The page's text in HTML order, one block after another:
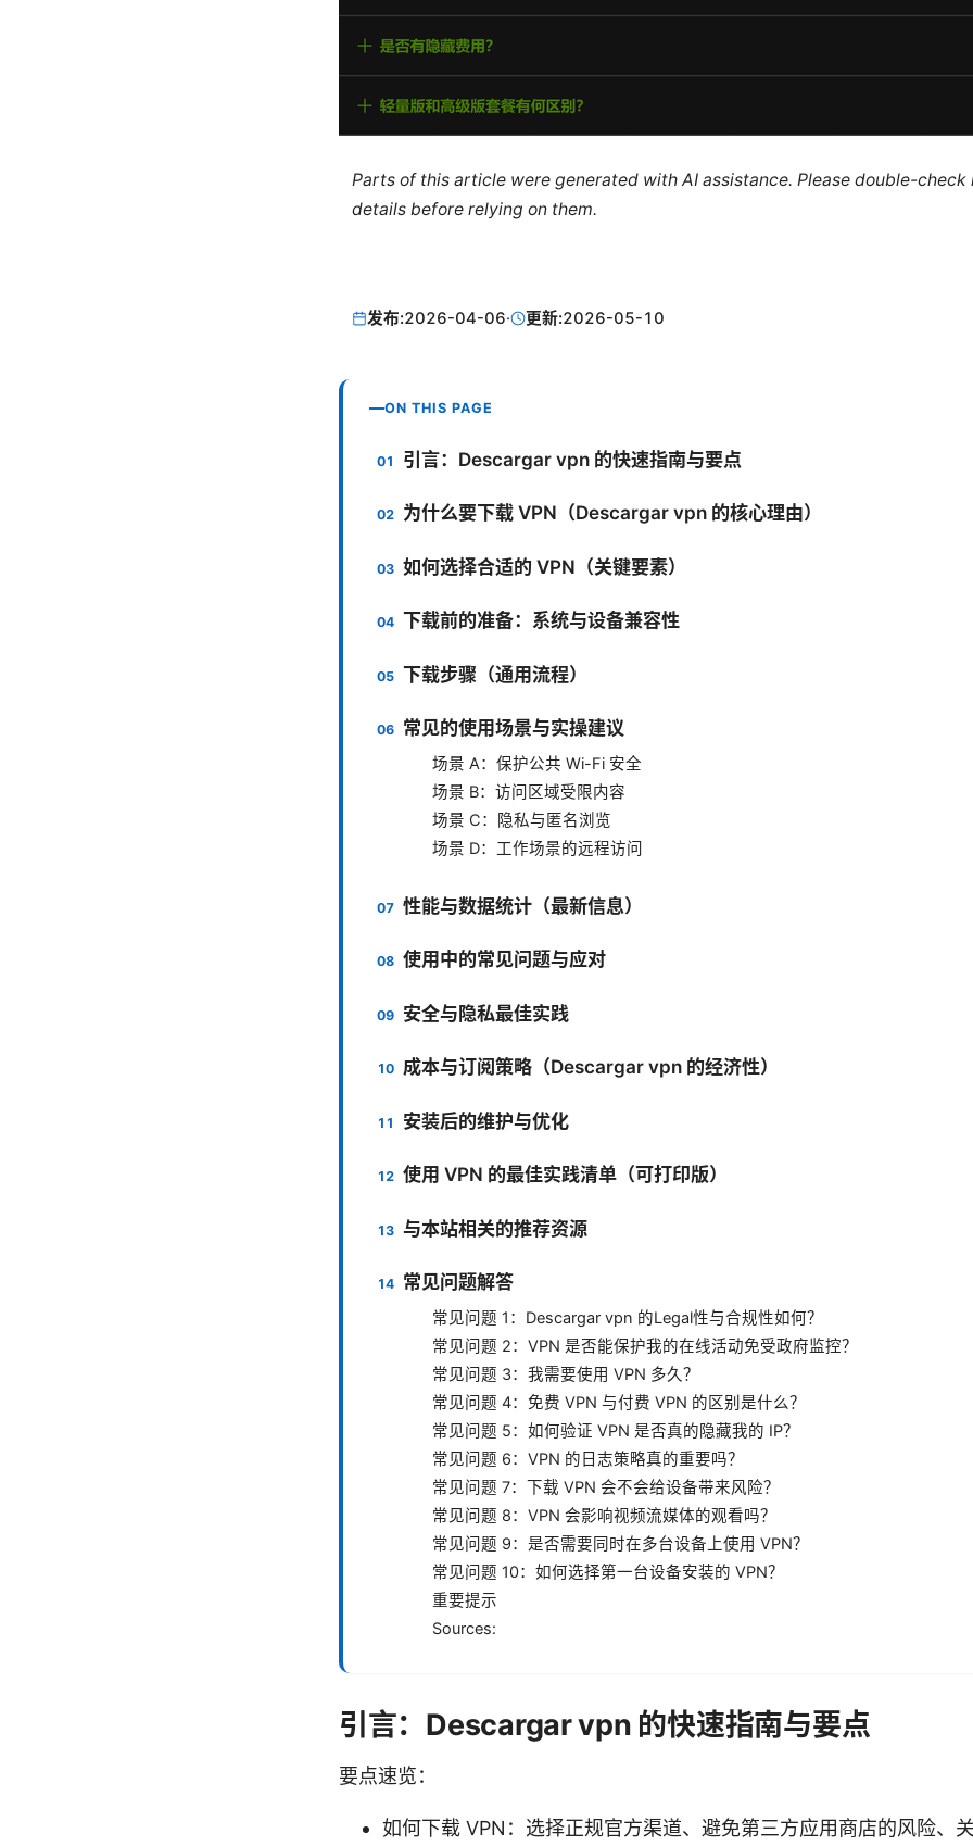
Parts of this article were generated with AI assistance. Please double-
details before relying on them.
发布:2026-04-06· 更新:2026-05-10
ON THIS PAGE
引言：Descargar vpn 的快速指南与要点
为什么要下载 VPN（Descargar vpn 的核心理由）
如何选择合适的 VPN（关键要素）
下载前的准备：系统与设备兼容性
下载步骤（通用流程）
常见的使用场景与实操建议
场景 A：保护公共 Wi-Fi 安全
场景 B：访问区域受限内容
场景 C：隐私与匿名浏览
场景 D：工作场景的远程访问
性能与数据统计（最新信息）
使用中的常见问题与应对
安全与隐私最佳实践
成本与订阅策略（Descargar vpn 的经济性）
安装后的维护与优化
使用 VPN 的最佳实践清单（可打印版）
与本站相关的推荐资源
常见问题解答
常见问题 1：Descargar vpn 的Legal性与合规性如何？
常见问题 2：VPN 是否能保护我的在线活动免受政府监控？
常见问题 3：我需要使用 VPN 多久？
常见问题 4：免费 VPN 与付费 VPN 的区别是什么？
常见问题 5：如何验证 VPN 是否真的隐藏我的 IP？
常见问题 6：VPN 的日志策略真的重要吗？
常见问题 7：下载 VPN 会不会给设备带来风险？
常见问题 8：VPN 会影响视频流媒体的观看吗？
常见问题 9：是否需要同时在多台设备上使用 VPN？
常见问题 10：如何选择第一台设备安装的 VPN？
重要提示
Sources:
引言：Descargar vpn 的快速指南与要点
要点速览：
如何下载 VPN：选择正规官方渠道、避免第三方应用商店的风险、